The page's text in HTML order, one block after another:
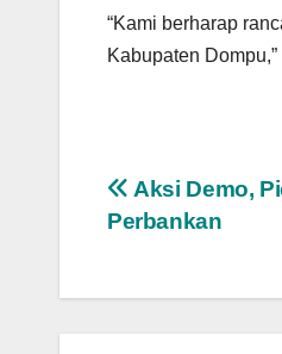
“Kami berharap
Kabupaten
Navigasi
Aksi Demo,
Perbankan